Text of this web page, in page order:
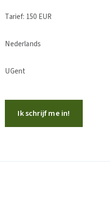
Tarief: 150 EUR
Nederlands
UGent
Ik schrijf me in!